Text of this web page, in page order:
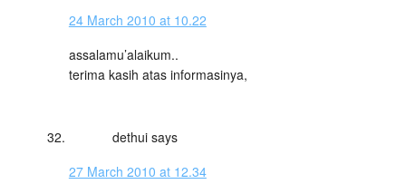
24 March 2010 at 10.22
assalamu’alaikum..
terima kasih atas informasinya,
dethui says
27 March 2010 at 12.34